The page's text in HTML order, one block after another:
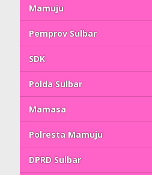
Mamuju
Pemprov Sulbar
SDK
Polda Sulbar
Mamasa
Polresta Mamuju
DPRD Sulbar